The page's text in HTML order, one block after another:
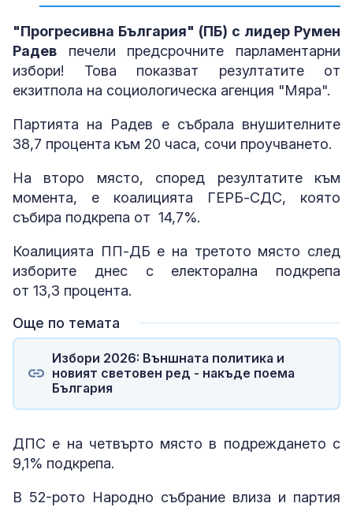
"Прогресивна България" (ПБ) с лидер Румен
Радев печели предсрочните парламентарни
избори! Това показват резултатите от
екзитпола на социологическа агенция "Мяра".
Партията на Радев е събрала внушителните
38,7 процента към 20 часа, сочи проучването.
На второ място, според резултатите към
момента, е коалицията ГЕРБ-СДС, която
събира подкрепа от 14,7%.
Коалицията ПП-ДБ е на третото място след
изборите днес с електорална подкрепа
от 13,3 процента.
Още по темата
Избори 2026: Външната политика и
новият световен ред - накъде поема
България
ДПС е на четвърто място в подреждането с
9,1% подкрепа.
В 52-рото Народно събрание влиза и партия